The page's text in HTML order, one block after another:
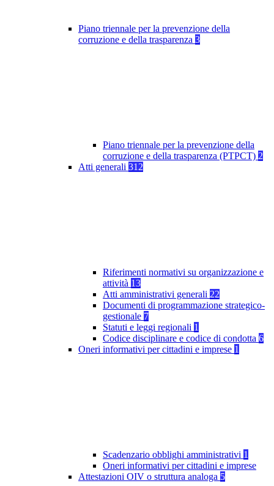
Piano triennale per la prevenzione della
corruzione e della trasparenza 3
Piano triennale per la prevenzione della
corruzione e della trasparenza (PTPCT) 2
Atti generali 312
Riferimenti normativi su organizzazione e
attività 13
Atti amministrativi generali 22
Documenti di programmazione strategico-
gestionale 7
Statuti e leggi regionali 1
Codice disciplinare e codice di condotta 6
Oneri informativi per cittadini e imprese 1
Scadenzario obblighi amministrativi 1
Oneri informativi per cittadini e imprese
Attestazioni OIV o struttura analoga 5